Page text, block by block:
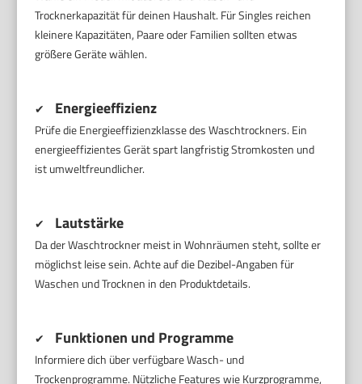
Trocknerkapazität für deinen Haushalt. Für Singles reichen
kleinere Kapazitäten, Paare oder Familien sollten etwas
größere Geräte wählen.
✔ Energieeffizienz
Prüfe die Energieeffizienzklasse des Waschtrockners. Ein
energieeffizientes Gerät spart langfristig Stromkosten und
ist umweltfreundlicher.
✔ Lautstärke
Da der Waschtrockner meist in Wohnräumen steht, sollte er
möglichst leise sein. Achte auf die Dezibel-Angaben für
Waschen und Trocknen in den Produktdetails.
✔ Funktionen und Programme
Informiere dich über verfügbare Wasch- und
Trockenprogramme. Nützliche Features wie Kurzprogramme,